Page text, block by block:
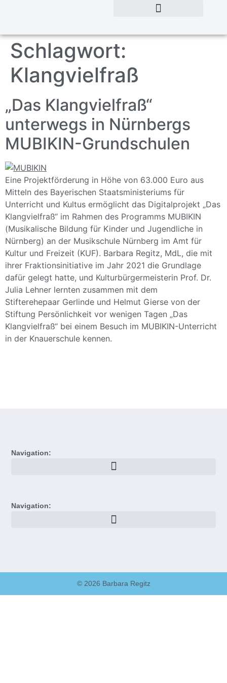
Schlagwort:
Klangvielfraß
„Das Klangvielfraß“
unterwegs in Nürnbergs
MUBIKIN-Grundschulen
Eine Projektförderung in Höhe von 63.000 Euro aus
Mitteln des Bayerischen Staatsministeriums für
Unterricht und Kultus ermöglicht das Digitalprojekt „Das
Klangvielfraß“ im Rahmen des Programms MUBIKIN
(Musikalische Bildung für Kinder und Jugendliche in
Nürnberg) an der Musikschule Nürnberg im Amt für
Kultur und Freizeit (KUF). Barbara Regitz, MdL, die mit
ihrer Fraktionsinitiative im Jahr 2021 die Grundlage
dafür gelegt hatte, und Kulturbürgermeisterin Prof. Dr.
Julia Lehner lernten zusammen mit dem
Stifterehepaar Gerlinde und Helmut Gierse von der
Stiftung Persönlichkeit vor wenigen Tagen „Das
Klangvielfraß“ bei einem Besuch im MUBIKIN-Unterricht
in der Knauerschule kennen.
Navigation:
Navigation:
© 2026 Barbara Regitz